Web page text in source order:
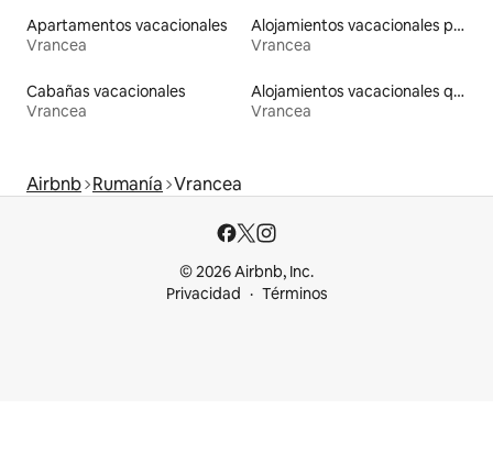
Apartamentos vacacionales
Vrancea
Alojamientos vacacionales para familias
Vrancea
Cabañas vacacionales
Vrancea
Alojamientos vacacionales que admiten mascotas
Vrancea
Airbnb Rumanía Vrancea
© 2026 Airbnb, Inc.
Privacidad
Términos